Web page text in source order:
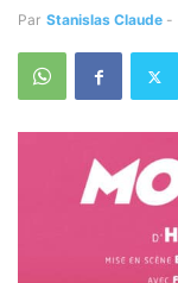
Par Stanislas Claude -